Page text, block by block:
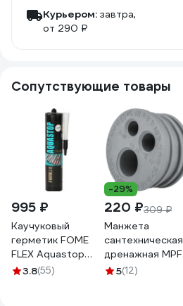
Курьером: завтра,
от 290 ₽
Сопутствующие товары
995 ₽
Каучуковый
герметик FOME
FLEX Aquastop
(прозрачный; 300
3.8(55)
-29%
220 ₽309 ₽
Манжета
сантехническая
дренажная MPF
для
5(12)